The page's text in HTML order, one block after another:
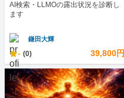
AI検索・LLMOの露出状況を診断し
ます
鎌田大輝
- (0) 39,800円